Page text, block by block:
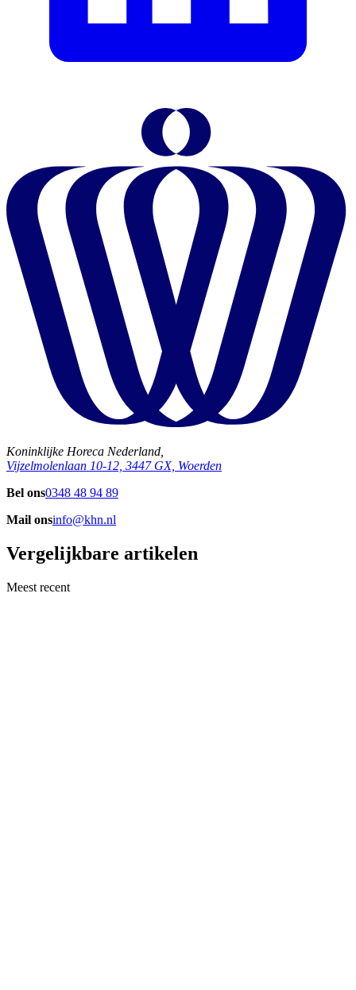
Koninklijke Horeca Nederland,
Vijzelmolenlaan 10-12, 3447 GX, Woerden
Bel ons0348 48 94 89
Mail onsinfo@khn.nl
Vergelijkbare artikelen
Meest recent